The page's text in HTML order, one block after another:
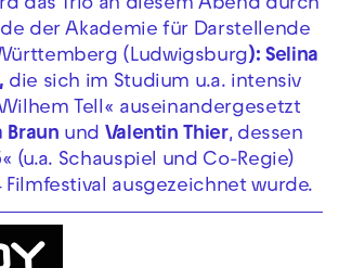
das Trio an diesem Abend durch
der Akademie für Darstellende
(Ludwigsburg): Selina
die sich im Studium u.a. intensiv
Tell« auseinandergesetzt
Braun und Valentin Thier, dessen
(u.a. Schauspiel und Co-Regie)
Filmfestival ausgezeichnet wurde.